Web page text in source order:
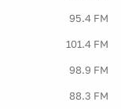
95.4 FM
101.4 FM
98.9 FM
88.3 FM